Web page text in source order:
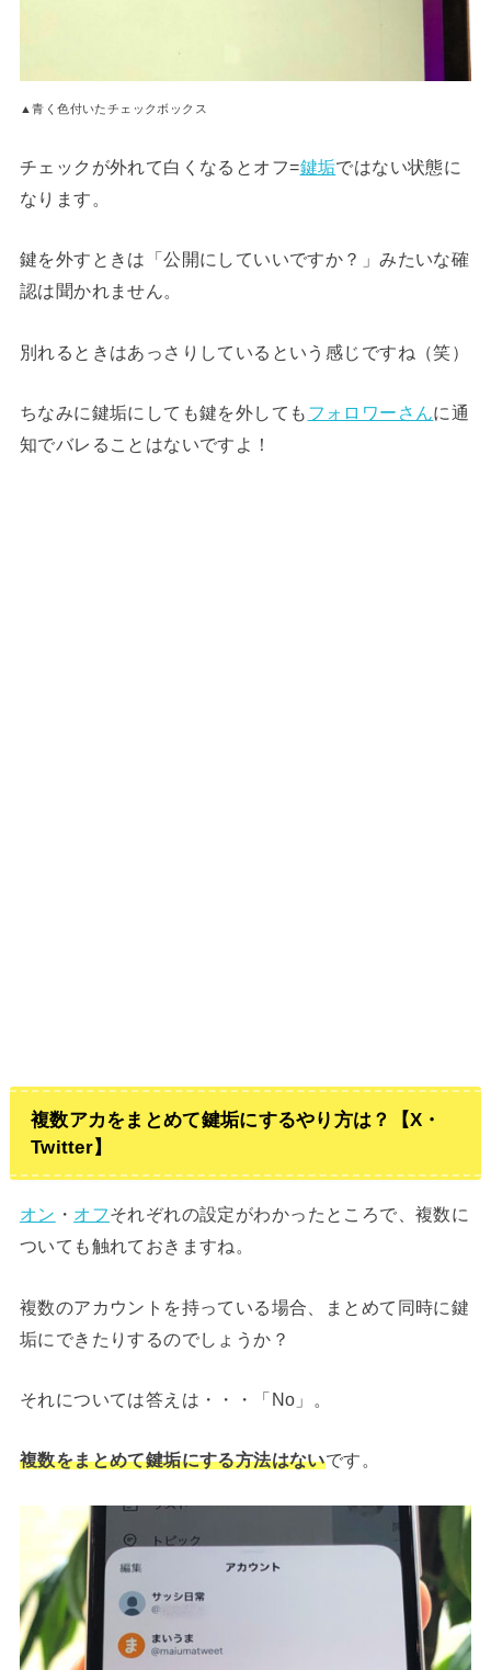
▲青く色付いたチェックボックス
チェックが外れて白くなるとオフ=鍵垢ではない状態に
なります。
鍵を外すときは「公開にしていいですか？」みたいな確
認は聞かれません。
別れるときはあっさりしているという感じですね（笑）
ちなみに鍵垢にしても鍵を外しても フォロワーさんに通
知でバレることはないですよ！
複数アカをまとめて鍵垢にするやり方は？【X・
Twitter】
オン ・ オフそれぞれの設定がわかったところで、複数に
ついても触れておきますね。
複数のアカウントを持っている場合、まとめて同時に鍵
垢にできたりするのでしょうか？
それについては答えは・・・「No」。
複数をまとめて鍵垢にする方法はないです。